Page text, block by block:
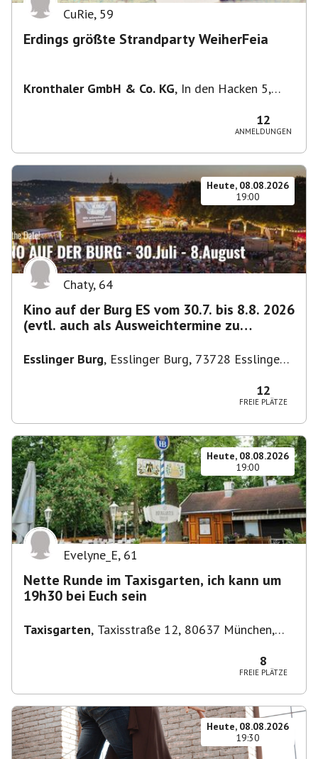
CuRie, 59
Erdings größte Strandparty WeiherFeia
Kronthaler GmbH & Co. KG, In den Hacken 5,
12
ANMELDUNGEN
Heute, 08.08.2026
19:00
Chaty, 64
Kino auf der Burg ES vom 30.7. bis 8.8. 2026
(evtl. auch als Ausweichtermine zu
Esslinger Burg, Esslinger Burg, 73728 Esslingen
12
FREIE PLÄTZE
Heute, 08.08.2026
19:00
Evelyne_E, 61
Nette Runde im Taxisgarten, ich kann um
19h30 bei Euch sein
Taxisgarten, Taxisstraße 12, 80637 München,
8
FREIE PLÄTZE
Heute, 08.08.2026
19:30